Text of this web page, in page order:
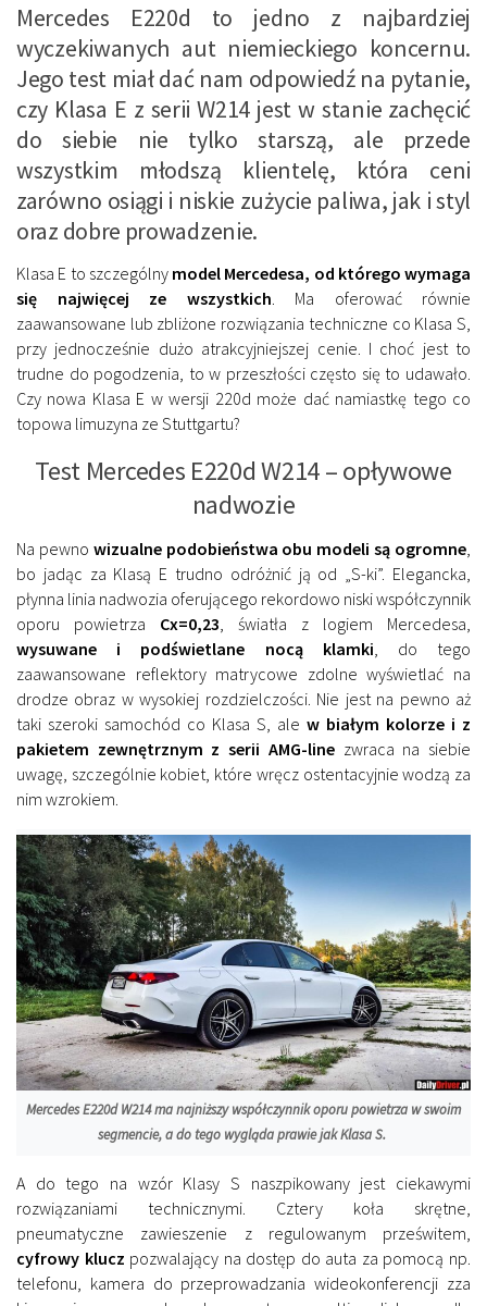
Mercedes E220d to jedno z najbardziej
wyczekiwanych aut niemieckiego koncernu.
Jego test miał dać nam odpowiedź na pytanie,
czy Klasa E z serii W214 jest w stanie zachęcić
do siebie nie tylko starszą, ale przede
wszystkim młodszą klientelę, która ceni
zarówno osiągi i niskie zużycie paliwa, jak i styl
oraz dobre prowadzenie.
Klasa E to szczególny model Mercedesa, od którego wymaga
się najwięcej ze wszystkich . Ma oferować równie
zaawansowane lub zbliżone rozwiązania techniczne co Klasa S,
przy jednocześnie dużo atrakcyjniejszej cenie. I choć jest to
trudne do pogodzenia, to w przeszłości często się to udawało.
Czy nowa Klasa E w wersji 220d może dać namiastkę tego co
topowa limuzyna ze Stuttgartu?
Test Mercedes E220d W214 – opływowe
nadwozie
Na pewno wizualne podobieństwa obu modeli są ogromne
bo jadąc za Klasą E trudno odróżnić ją od „S-ki”. Elegancka,
płynna linia nadwozia oferującego rekordowo niski współczynnik
oporu powietrza Cx=0,23 , światła z logiem Mercedesa,
wysuwane i podświetlane nocą klamki , do tego
zaawansowane reflektory matrycowe zdolne wyświetlać na
drodze obraz w wysokiej rozdzielczości. Nie jest na pewno aż
taki szeroki samochód co Klasa S, ale w białym kolorze i z
pakietem zewnętrznym z serii AMG-linezwraca na siebie
uwagę, szczególnie kobiet, które wręcz ostentacyjnie wodzą za
nim wzrokiem.
Mercedes E220d W214 ma najniższy współczynnik oporu powietrza w swoim
segmencie, a do tego wygląda prawie jak Klasa S.
A do tego na wzór Klasy S naszpikowany jest ciekawymi
rozwiązaniami technicznymi. Cztery koła skrętne,
pneumatyczne zawieszenie z regulowanym prześwitem,
cyfrowy klucz pozwalający na dostęp do auta za pomocą np.
telefonu, kamera do przeprowadzania wideokonferencji zza